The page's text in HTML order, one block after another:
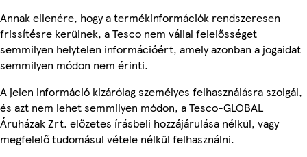
Annak ellenére, hogy a termékinformációk rendszeresen
frissítésre kerülnek, a Tesco nem vállal felelősséget
semmilyen helytelen információért, amely azonban a jogaidat
semmilyen módon nem érinti.
A jelen információ kizárólag személyes felhasználásra szolgál,
és azt nem lehet semmilyen módon, a Tesco-GLOBAL
Áruházak Zrt. előzetes írásbeli hozzájárulása nélkül, vagy
megfelelő tudomásul vétele nélkül felhasználni.